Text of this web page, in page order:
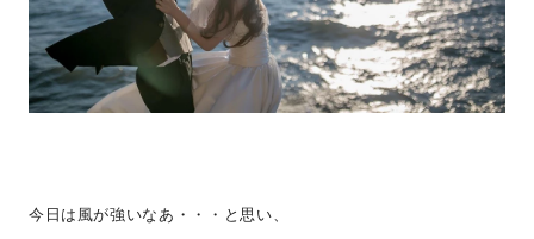
今日は風が強いなあ・・・と思い、